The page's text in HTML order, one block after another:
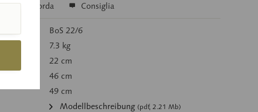
Ricorda Consiglia
BoS 22/6
7.3 kg
22 cm
46 cm
49 cm
Modellbeschreibung (pdf, 2.21 Mb)